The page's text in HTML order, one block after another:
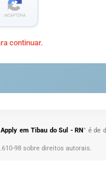
continuar.
em Tibau do Sul - RN" é de
98 sobre direitos autorais.